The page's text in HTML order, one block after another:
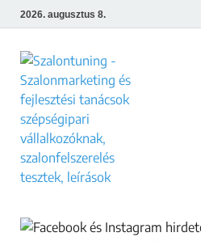
2026. augusztus 8.